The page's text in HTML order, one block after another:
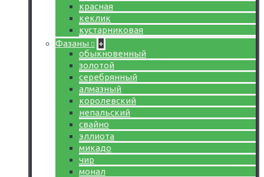
красная
кеклик
кустарниковая
Фазаны
+
обыкновенный
золотой
серебрянный
алмазный
королевский
непальский
свайно
эллиота
микадо
чир
монал